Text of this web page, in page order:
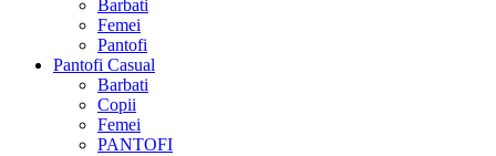
Barbati
Femei
Pantofi
Pantofi Casual
Barbati
Copii
Femei
PANTOFI